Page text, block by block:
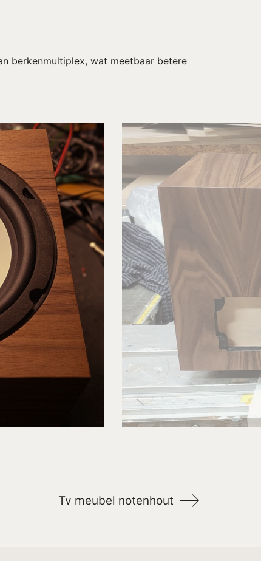
berkenmultiplex, wat meetbaar betere
Tv meubel notenhout